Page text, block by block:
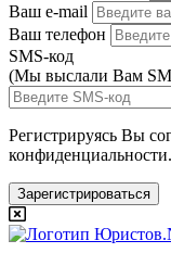
Ваш e-mail
Ваш телефон
SMS-код
(Мы выслали Вам
Регистрируясь Вы
конфиденциальности.
Зарегистрироваться